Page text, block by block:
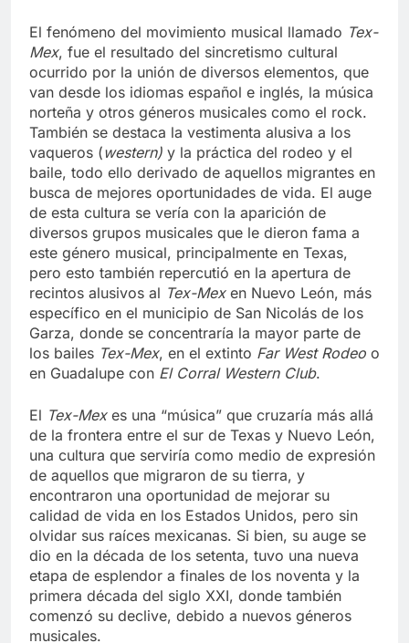
El fenómeno del movimiento musical llamado
Mex, fue el resultado del sincretismo cultural
ocurrido por la unión de diversos elementos, que
van desde los idiomas español e inglés, la música
norteña y otros géneros musicales como el rock.
También se destaca la vestimenta alusiva a los
vaqueros ( western)y la práctica del rodeo y el
baile, todo ello derivado de aquellos migrantes en
busca de mejores oportunidades de vida. El auge
de esta cultura se vería con la aparición de
diversos grupos musicales que le dieron fama a
este género musical, principalmente en Texas,
pero esto también repercutió en la apertura de
recintos alusivos alTex-Mexen Nuevo León, más
específico en el municipio de San Nicolás de los
Garza, donde se concentraría la mayor parte de
los bailesTex-Mex , en el extintoFar West Rodeo
El Tex-Mexes una “música” que cruzaría más allá
de la frontera entre el sur de Texas y Nuevo León,
una cultura que serviría como medio de expresión
de aquellos que migraron de su tierra, y
encontraron una oportunidad de mejorar su
calidad de vida en los Estados Unidos, pero sin
olvidar sus raíces mexicanas. Si bien, su auge se
dio en la década de los setenta, tuvo una nueva
etapa de esplendor a finales de los noventa y la
primera década del siglo XXI, donde también
comenzó su declive, debido a nuevos géneros